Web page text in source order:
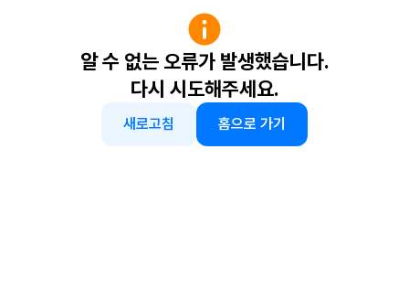
알 수 없는 오류가 발생했습니다.
다시 시도해주세요.
새로고침 홈으로 가기